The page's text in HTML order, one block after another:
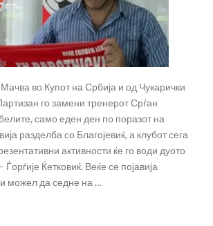
во Купот на Србија и од Чукарички
го замени тренерот Срѓан
само еден ден по поразот на
разделба со Благојевиќ, а клубот сега
активности ќе го води дуото
Ќетковиќ. Веќе се појавија
можел да седне на …